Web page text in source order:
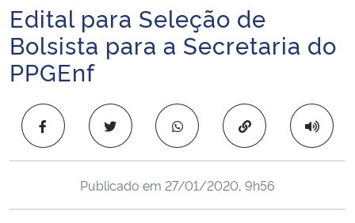
Ministério da Infraestrutura
Ministério da Agricultura, Pecuária e Abastecimento
Ministério da Educação
Início do conteúdo
Edital para Seleção de
Bolsista para a Secretaria do
PPGEnf
Copiar para área
Publicado em 27/01/2020, 9h56